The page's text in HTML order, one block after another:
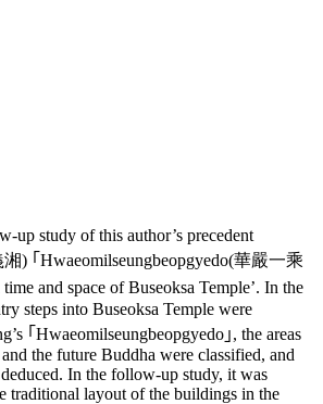
up study of this author’s precedent
湘) ｢Hwaeomilseungbeopgyedo(華嚴一乘
and space of Buseoksa Temple’. In the
steps into Buseoksa Temple were
｢Hwaeomilseungbeopgyedo｣, the areas
the future Buddha were classified, and
In the follow-up study, it was
traditional layout of the buildings in the